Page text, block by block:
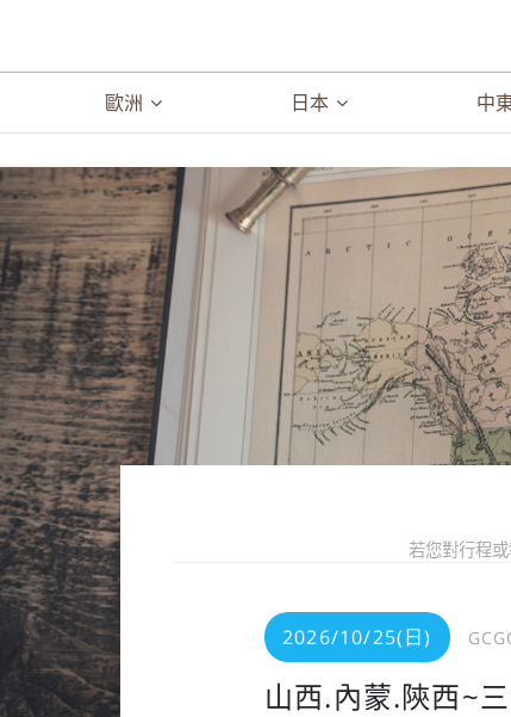
歐洲 日本 中
若您對行程
2026/10/25(日)
山西.內蒙.陝西~